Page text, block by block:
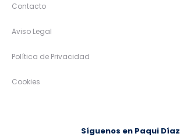
Contacto
Aviso Legal
Política de Privacidad
Cookies
Síguenos en Paqui Díaz